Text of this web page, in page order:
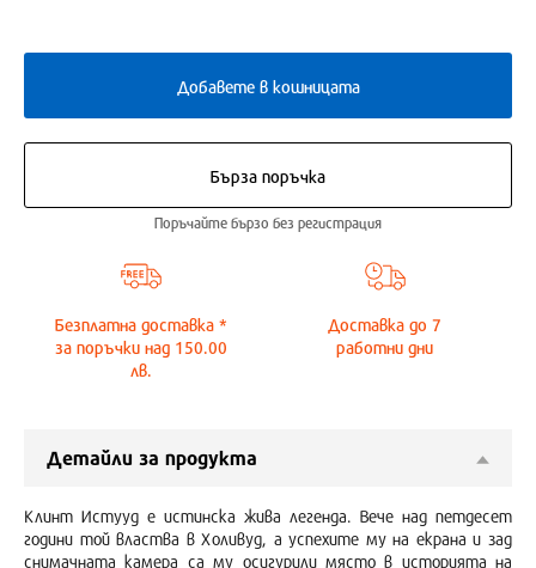
Добавете в кошницата
Бърза поръчка
Поръчайте бързо без регистрация
Безплатна доставка *
за поръчки над 150.00
лв.
Доставка до7
работни дни
Детайли за продукта
Клинт Истууд е истинска жива легенда. Вече над петдесет
години той властва в Холивуд, а успехите му на екрана и зад
снимачната камера са му осигурили място в историята на